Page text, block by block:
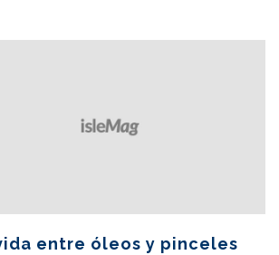
entre óleos y pinceles